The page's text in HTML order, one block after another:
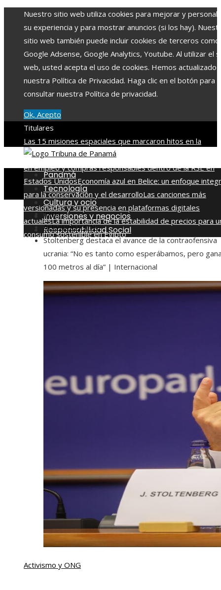
Nuestro sitio web utiliza cookies para mejorar y
su experiencia y para mostrar anuncios (si los hay).
sitio web también puede incluir cookies de terceros como
Google Adsense, Google Analytics, Youtube. Al utilizar el
web, usted acepta el uso de cookies. Hemos actualizado
nuestra Política de Privacidad. Haga clic en el botón para
consultar nuestra Política de privacidad.
Ok, Acepto
Titulares
Las 15 misiones espaciales que marcaron hitos en la
exploración del cosmosLa importancia de integrar
en empleo y compras responsables dentro de la RSE en
Estados UnidosEconomía azul en Belice: un enfoque
para la conservación y el desarrolloLas canciones más
versionadas y su presencia en plataformas digitales
actualesLa importancia de la estabilidad de precios para
consumo sostenible en Egipto
jueves, agosto 6
Panamá
Tecnología
Cultura y ocio
Inversiones y negocios
Responsabilidad Social
Inicio
Activismo y ONG
Stoltenberg destaca el avance de la contraofensiva
ucrania: “No es tanto como esperábamos, pero
100 metros al día” | Internacional
Activismo y ONG